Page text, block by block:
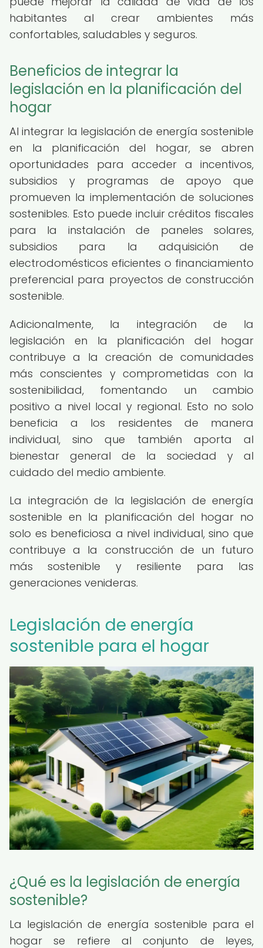
habitantes al crear ambientes más
confortables, saludables y seguros.
Beneficios de integrar la
legislación en la planificación del
hogar
Al integrar la legislación de energía sostenible
en la planificación del hogar, se abren
oportunidades para acceder a incentivos,
subsidios y programas de apoyo que
promueven la implementación de soluciones
sostenibles. Esto puede incluir créditos fiscales
para la instalación de paneles solares,
subsidios para la adquisición de
electrodomésticos eficientes o financiamiento
preferencial para proyectos de construcción
sostenible.
Adicionalmente, la integración de la
legislación en la planificación del hogar
contribuye a la creación de comunidades
más conscientes y comprometidas con la
sostenibilidad, fomentando un cambio
positivo a nivel local y regional. Esto no solo
beneficia a los residentes de manera
individual, sino que también aporta al
bienestar general de la sociedad y al
cuidado del medio ambiente.
La integración de la legislación de energía
sostenible en la planificación del hogar no
solo es beneficiosa a nivel individual, sino que
contribuye a la construcción de un futuro
más sostenible y resiliente para las
generaciones venideras.
Legislación de energía
sostenible para el hogar
¿Qué es la legislación de energía
sostenible?
La legislación de energía sostenible para el
hogar se refiere al conjunto de leyes,